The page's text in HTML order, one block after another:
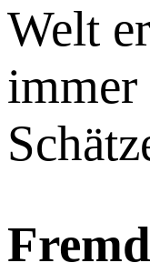
Welt
immer